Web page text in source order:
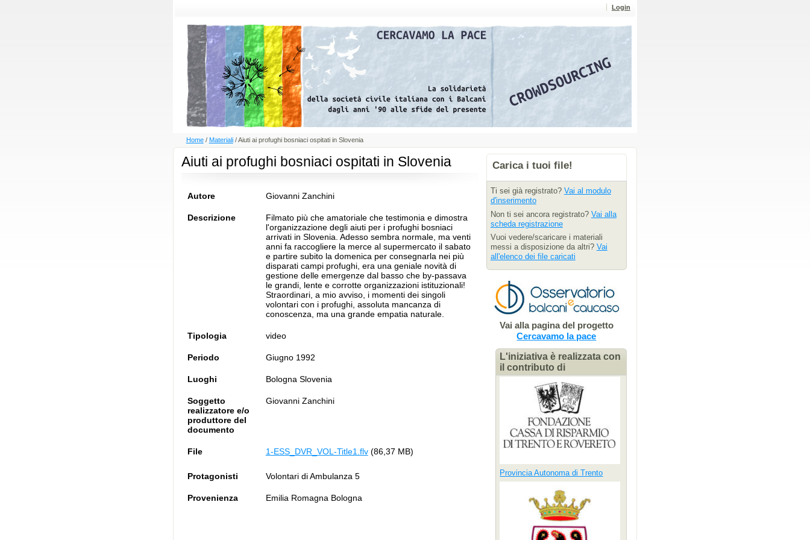
Login
Home / Materiali /Aiuti ai profughi bosniaci ospitati in Slovenia
Aiuti ai profughi bosniaci ospitati in Slovenia
Autore Giovanni Zanchini
Descrizione
Filmato più che amatoriale che testimonia e dimostra
l'organizzazione degli aiuti per i profughi bosniaci
arrivati in Slovenia. Adesso sembra normale, ma venti
anni fa raccogliere la merce al supermercato il sabato
e partire subito la domenica per consegnarla nei più
disparati campi profughi, era una geniale novità di
gestione delle emergenze dal basso che by-passava
le grandi, lente e corrotte organizzazioni istituzionali!
Straordinari, a mio avviso, i momenti dei singoli
volontari con i profughi, assoluta mancanza di
conoscenza, ma una grande empatia naturale.
Tipologia video
Periodo Giugno 1992
Luoghi Bologna Slovenia
Soggetto
realizzatore e/o
produttore del
documento
Giovanni Zanchini
File 1-ESS_DVR_VOL-Title1.flv(86,37 MB)
Protagonisti Volontari di Ambulanza 5
Provenienza Emilia Romagna Bologna
Carica i tuoi file!
Ti sei già registrato? Vai al modulo
d'inserimento
Non ti sei ancora registrato? Vai alla
scheda registrazione
Vuoi vedere/scaricare i materiali
messi a disposizione da altri? Vai
all'elenco dei file caricati
Vai alla pagina del progetto
Cercavamo la pace
L'iniziativa è realizzata con
il contributo di
Provincia Autonoma di Trento